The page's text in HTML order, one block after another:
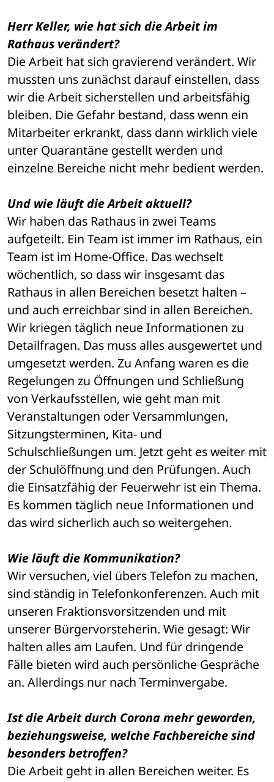
Herr Keller, wie hat sich die Arbeit im
Rathaus verändert?
Die Arbeit hat sich gravierend verändert. Wir
mussten uns zunächst darauf einstellen, dass
wir die Arbeit sicherstellen und arbeitsfähig
bleiben. Die Gefahr bestand, dass wenn ein
Mitarbeiter erkrankt, dass dann wirklich viele
unter Quarantäne gestellt werden und
einzelne Bereiche nicht mehr bedient werden.
Und wie läuft die Arbeit aktuell?
Wir haben das Rathaus in zwei Teams
aufgeteilt. Ein Team ist immer im Rathaus, ein
Team ist im Home-Office. Das wechselt
wöchentlich, so dass wir insgesamt das
Rathaus in allen Bereichen besetzt halten –
und auch erreichbar sind in allen Bereichen.
Wir kriegen täglich neue Informationen zu
Detailfragen. Das muss alles ausgewertet und
umgesetzt werden. Zu Anfang waren es die
Regelungen zu Öffnungen und Schließung
von Verkaufsstellen, wie geht man mit
Veranstaltungen oder Versammlungen,
Sitzungsterminen, Kita- und
Schulschließungen um. Jetzt geht es weiter mit
der Schulöffnung und den Prüfungen. Auch
die Einsatzfähig der Feuerwehr ist ein Thema.
Es kommen täglich neue Informationen und
das wird sicherlich auch so weitergehen.
Wie läuft die Kommunikation?
Wir versuchen, viel übers Telefon zu machen,
sind ständig in Telefonkonferenzen. Auch mit
unseren Fraktionsvorsitzenden und mit
unserer Bürgervorsteherin. Wie gesagt: Wir
halten alles am Laufen. Und für dringende
Fälle bieten wird auch persönliche Gespräche
an. Allerdings nur nach Terminvergabe.
Ist die Arbeit durch Corona mehr geworden,
beziehungsweise, welche Fachbereiche sind
besonders betroffen?
Die Arbeit geht in allen Bereichen weiter. Es